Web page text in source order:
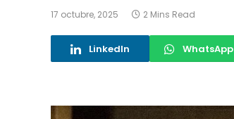
17 octubre, 2025 2 Mins Read
LinkedIn WhatsApp